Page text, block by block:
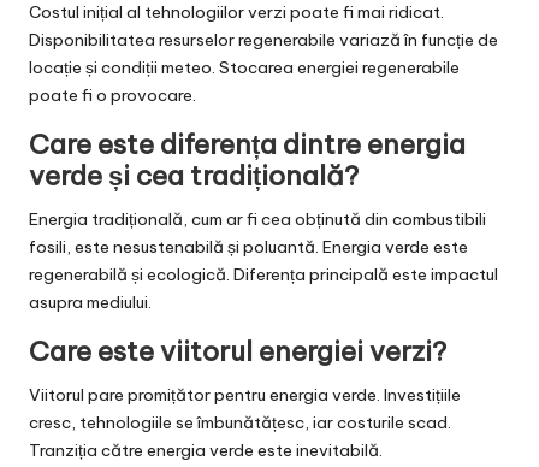
Costul inițial al tehnologiilor verzi poate fi mai ridicat.
Disponibilitatea resurselor regenerabile variază în funcție de
locație și condiții meteo. Stocarea energiei regenerabile
poate fi o provocare.
Care este diferența dintre energia
verde și cea tradițională?
Energia tradițională, cum ar fi cea obținută din combustibili
fosili, este nesustenabilă și poluantă. Energia verde este
regenerabilă și ecologică. Diferența principală este impactul
asupra mediului.
Care este viitorul energiei verzi?
Viitorul pare promițător pentru energia verde. Investițiile
cresc, tehnologiile se îmbunătățesc, iar costurile scad.
Tranziția către energia verde este inevitabilă.